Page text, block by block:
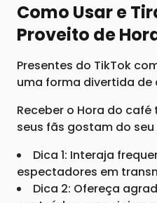
Como Usar e
Proveito de
Presentes do TikTok
uma forma divertida de
Receber o Hora do
seus fãs gostam do
Dica 1: Interaja
espectadores em
Dica 2: Ofereça